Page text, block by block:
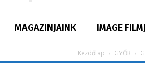
MAGAZINJAINK IMAGE
Kezdőlap GYŐR